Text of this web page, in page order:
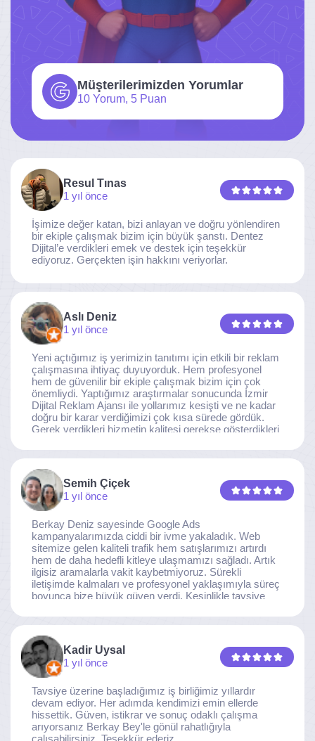
Müşterilerimizden Yorumlar
10 Yorum, 5 Puan
Resul Tınas
1 yıl önce
İşimize değer katan, bizi anlayan ve doğru yönlendiren
bir ekiple çalışmak bizim için büyük şanstı. Dentez
Dijital’e verdikleri emek ve destek için teşekkür
ediyoruz. Gerçekten işin hakkını veriyorlar.
Aslı Deniz
1 yıl önce
Yeni açtığımız iş yerimizin tanıtımı için etkili bir reklam
çalışmasına ihtiyaç duyuyorduk. Hem profesyonel
hem de güvenilir bir ekiple çalışmak bizim için çok
önemliydi. Yaptığımız araştırmalar sonucunda İzmir
Dijital Reklam Ajansı ile yollarımız kesişti ve ne kadar
doğru bir karar verdiğimizi çok kısa sürede gördük.
Gerek verdikleri hizmetin kalitesi gerekse gösterdikleri
noktaya ulaştı. Kaliteden asla taviz vermeyen, her
ekibine gönülden teşekkür ederiz.
Semih Çiçek
1 yıl önce
Berkay Deniz sayesinde Google Ads
kampanyalarımızda ciddi bir ivme yakaladık. Web
sitemize gelen kaliteli trafik hem satışlarımızı artırdı
hem de daha hedefli kitleye ulaşmamızı sağladı. Artık
ilgisiz aramalarla vakit kaybetmiyoruz. Sürekli
iletişimde kalmaları ve profesyonel yaklaşımıyla süreç
boyunca bize büyük güven verdi. Kesinlikle tavsiye
Kadir Uysal
1 yıl önce
Tavsiye üzerine başladığımız iş birliğimiz yıllardır
devam ediyor. Her adımda kendimizi emin ellerde
hissettik. Güven, istikrar ve sonuç odaklı çalışma
arıyorsanız Berkay Bey'le gönül rahatlığıyla
çalışabilirsiniz. Teşekkür ederiz.